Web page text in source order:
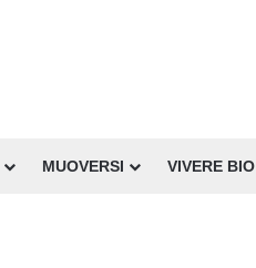
MUOVERSI VIVERE BIO